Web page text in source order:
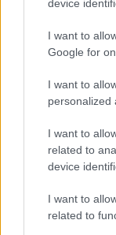
device
I want to
Google for
I want to
personalized
I want to
related to
device
I want to
related to
szálláshelyek
alkalmas a
A tervek
lenne, 15
napi 120 ezer
háromnapos
látogatót